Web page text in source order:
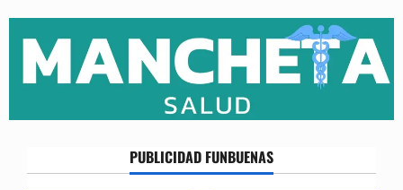
content
PUBLICIDAD FUNBUENAS